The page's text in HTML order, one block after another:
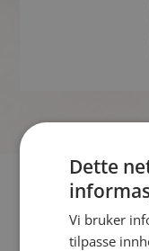
Hvis du søker
På Møteplassen
datinginteresserte
Dette
Vi bruker
tilpasse